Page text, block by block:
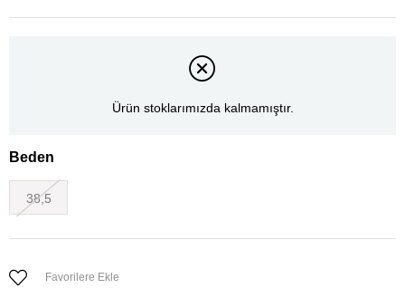
Ürün stoklarımızda kalmamıştır.
Beden
38,5
Favorilere Ekle